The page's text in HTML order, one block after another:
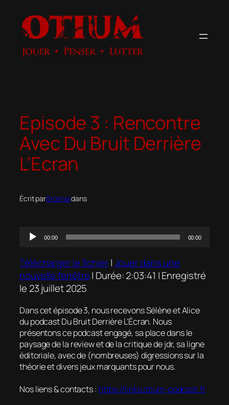
contenu
Episode 3 : Rencontre
Avec Du Bruit Derrière
L’Ecran
Écrit parBroknardans
Lecteur
audio
00:00 00:00
Télécharger le fichier|Jouer dans une
nouvelle fenêtre| Durée: 2:03:41 |Enregistré
le 23 juillet 2025
Dans cet épisode 3, nous recevons Sélène et Alice
du podcast Du Bruit Derrière L’Écran. Nous
présentons ce podcast engagé, sa place dans le
paysage de la review et de la critique de jdr, sa ligne
éditoriale, avec de (nombreuses) digressions sur la
théorie et divers jeux marquants pour nous.
Nos liens & contacts : https://links.otium-podcast.fr